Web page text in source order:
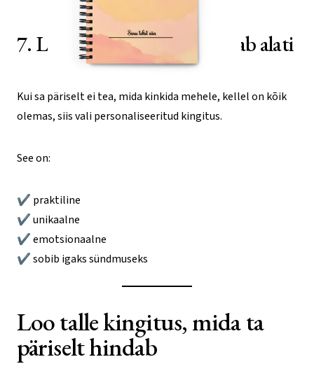
7. Lihtne lahendus, mis töötab alati
Kui sa päriselt ei tea, mida kinkida mehele, kellel on kõik
olemas, siis vali personaliseeritud kingitus.
See on:
✔ praktiline
✔ unikaalne
✔ emotsionaalne
✔ sobib igaks sündmuseks
Loo talle kingitus, mida ta
päriselt hindab